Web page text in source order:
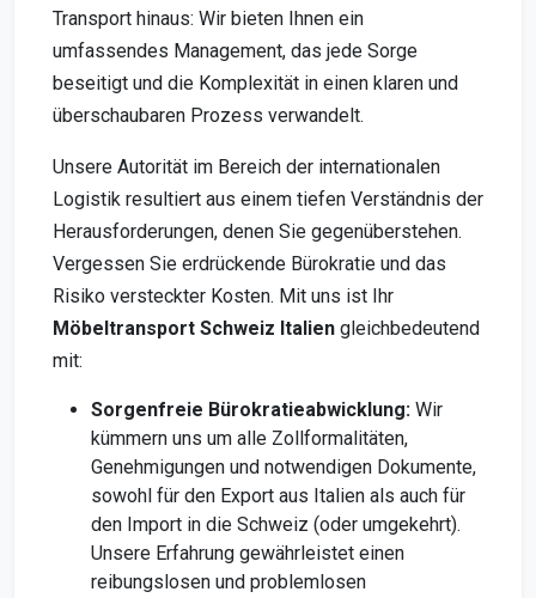
Transport hinaus: Wir bieten Ihnen ein
umfassendes Management, das jede Sorge
beseitigt und die Komplexität in einen klaren und
überschaubaren Prozess verwandelt.
Unsere Autorität im Bereich der internationalen
Logistik resultiert aus einem tiefen Verständnis der
Herausforderungen, denen Sie gegenüberstehen.
Vergessen Sie erdrückende Bürokratie und das
Risiko versteckter Kosten. Mit uns ist Ihr
Möbeltransport Schweiz Italien gleichbedeutend
mit:
Sorgenfreie Bürokratieabwicklung: Wir
kümmern uns um alle Zollformalitäten,
Genehmigungen und notwendigen Dokumente,
sowohl für den Export aus Italien als auch für
den Import in die Schweiz (oder umgekehrt).
Unsere Erfahrung gewährleistet einen
reibungslosen und problemlosen